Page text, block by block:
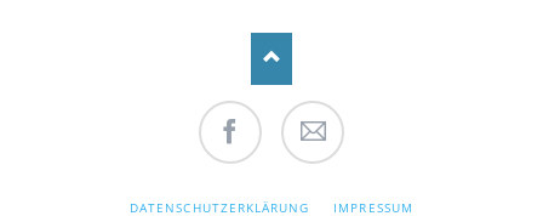
DATENSCHUTZERKLÄRUNG IMPRESSUM